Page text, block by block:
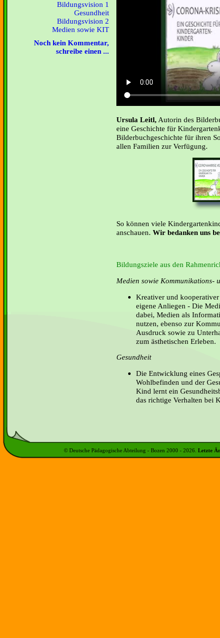
Bildungsvision 1
Gesundheit
Bildungsvision 2
Medien sowie KIT
Noch kein Kommentar,
schreibe einen ...
Ursula Leitl, Autorin des
eine Geschichte für
Bilderbuchgeschichte für ihren
allen Familien zur Verfügung.
So können viele
anschauen. Wir bedanken uns
Bildungsziele aus den
Medien sowie Kommunikations-
Kreativer und
eigene Anliegen - Die
dabei, Medien als
nutzen, ebenso zur
Ausdruck sowie zu
zum ästhetischen Erleben.
Gesundheit
Die Entwicklung eines
Wohlbefinden und der
Kind lernt ein
das richtige Verhalten bei
© Deutsche Pädagogische Abteilung - Bozen 2000 - 2026 Letzte